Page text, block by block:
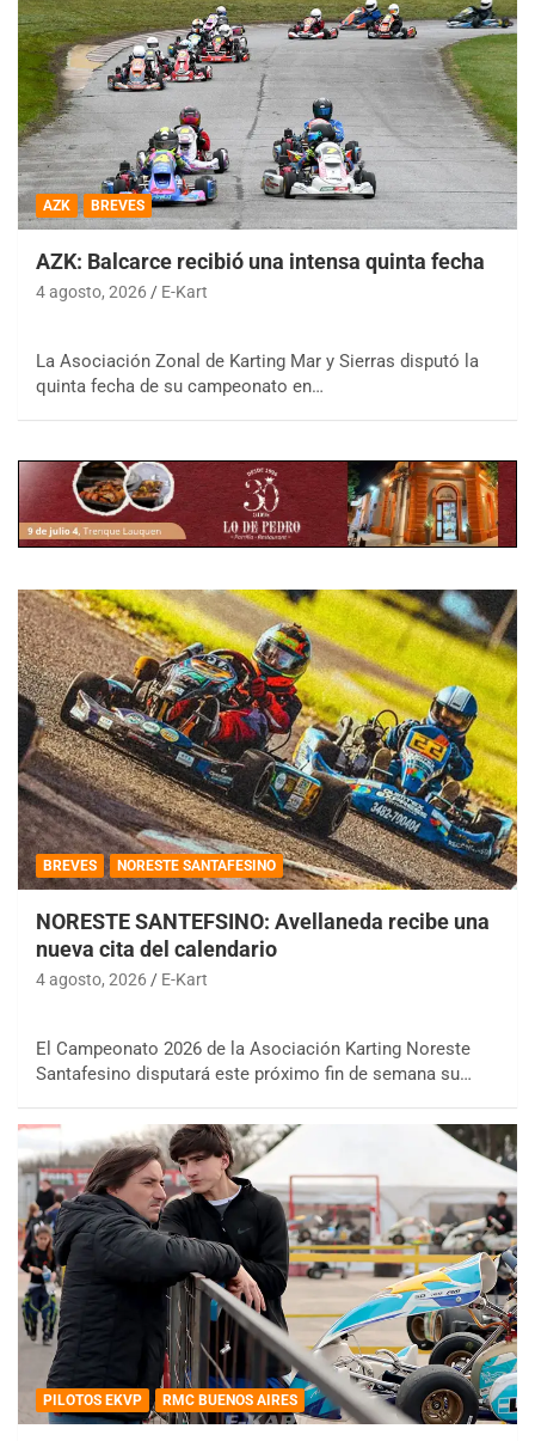
AZK BREVES
AZK: Balcarce recibió una intensa quinta fecha
4 agosto, 2026 E-Kart
La Asociación Zonal de Karting Mar y Sierras disputó la
quinta fecha de su campeonato en…
BREVES NORESTE SANTAFESINO
NORESTE SANTEFSINO: Avellaneda recibe una
nueva cita del calendario
4 agosto, 2026 E-Kart
El Campeonato 2026 de la Asociación Karting Noreste
Santafesino disputará este próximo fin de semana su…
PILOTOS EKVP RMC BUENOS AIRES